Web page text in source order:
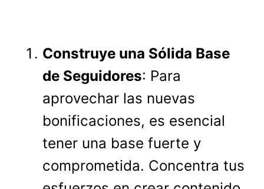
Construye una Sólida Base
de Seguidores: Para
aprovechar las nuevas
bonificaciones, es esencial
tener una base fuerte y
comprometida. Concentra tus